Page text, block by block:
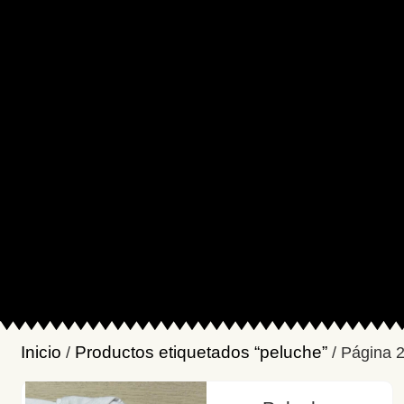
Inicio / Productos etiquetados “peluche” / Página